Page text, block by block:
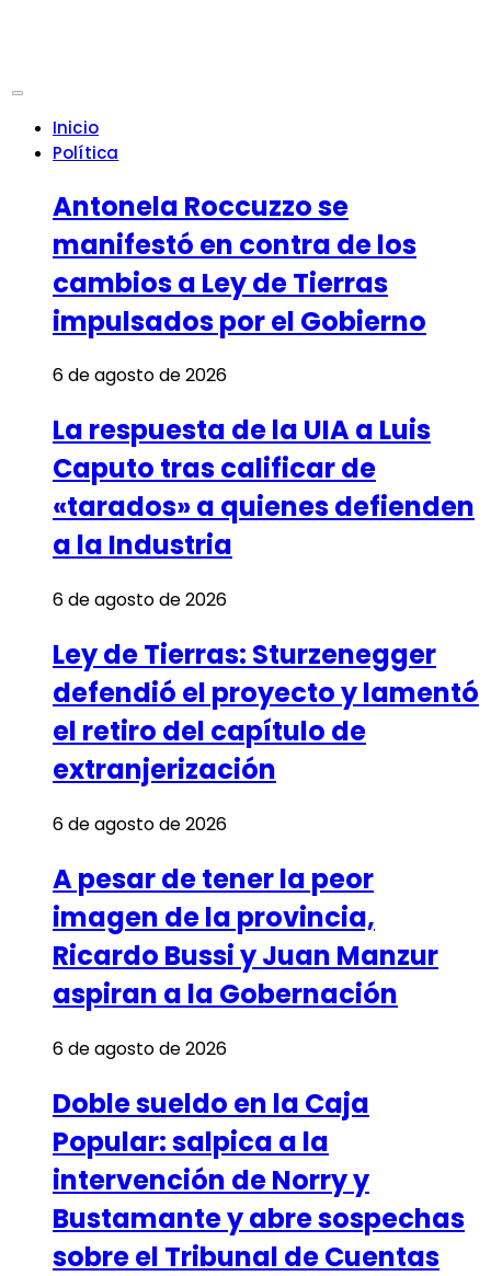
Inicio
Política
Antonela Roccuzzo se
manifestó en contra de los
cambios a Ley de Tierras
impulsados por el Gobierno
6 de agosto de 2026
La respuesta de la UIA a Luis
Caputo tras calificar de
«tarados» a quienes defienden
a la Industria
6 de agosto de 2026
Ley de Tierras: Sturzenegger
defendió el proyecto y lamentó
el retiro del capítulo de
extranjerización
6 de agosto de 2026
A pesar de tener la peor
imagen de la provincia,
Ricardo Bussi y Juan Manzur
aspiran a la Gobernación
6 de agosto de 2026
Doble sueldo en la Caja
Popular: salpica a la
intervención de Norry y
Bustamante y abre sospechas
sobre el Tribunal de Cuentas